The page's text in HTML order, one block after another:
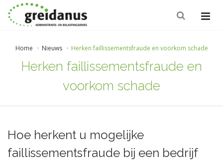
Home Nieuws Herken faillissementsfraude en voorkom schade
Herken faillissementsfraude en
voorkom schade
Hoe herkent u mogelijke
faillissementsfraude bij een bedrijf